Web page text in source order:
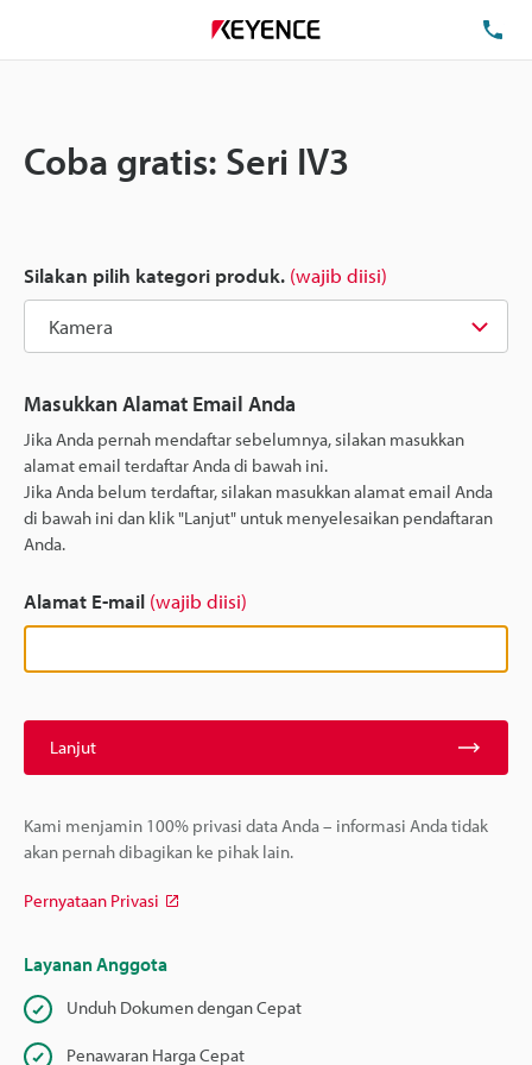
Coba gratis: Seri IV3
Silakan pilih kategori produk. (wajib diisi)
Masukkan Alamat Email Anda
Jika Anda pernah mendaftar sebelumnya, silakan masukkan
alamat email terdaftar Anda di bawah ini.
Jika Anda belum terdaftar, silakan masukkan alamat email Anda
di bawah ini dan klik "Lanjut" untuk menyelesaikan pendaftaran
Anda.
Alamat E-mail (wajib diisi)
Lanjut
Kami menjamin 100% privasi data Anda – informasi Anda tidak
akan pernah dibagikan ke pihak lain.
Pernyataan Privasi
Layanan Anggota
Unduh Dokumen dengan Cepat
Penawaran Harga Cepat